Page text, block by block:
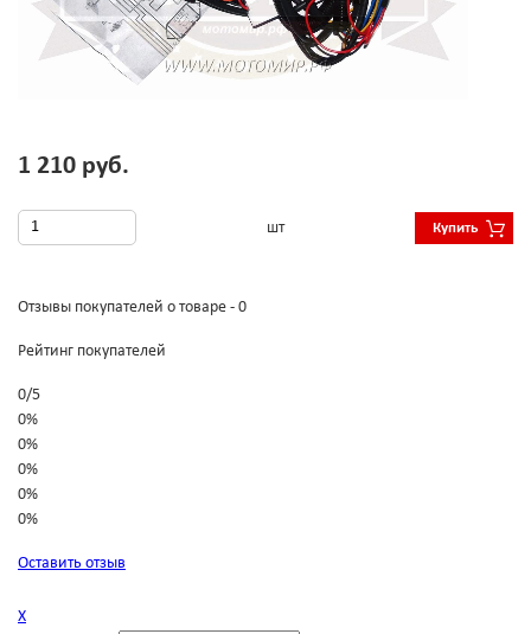
1 210 руб.
шт Купить
Отзывы покупателей о товаре - 0
Рейтинг покупателей
0/5
0%
0%
0%
0%
0%
Оставить отзыв
Х